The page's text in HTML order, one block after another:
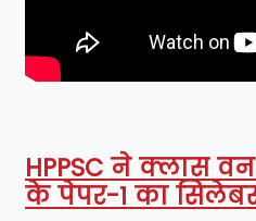
HPPSC ने क्लास
के पेपर-1 का